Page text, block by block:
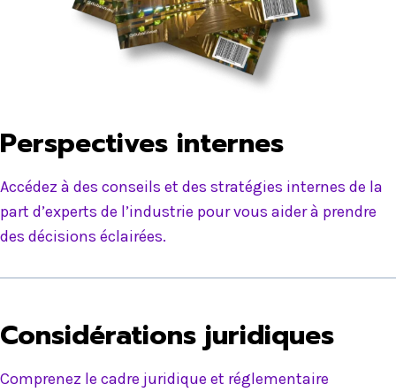
Perspectives internes
Accédez à des conseils et des stratégies internes de la
part d’experts de l’industrie pour vous aider à prendre
des décisions éclairées.
Considérations juridiques
Comprenez le cadre juridique et réglementaire